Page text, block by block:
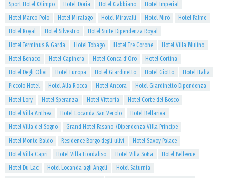
Sport Hotel Olimpo
Hotel Doria Hotel Gabbiano
Hotel Imperial
Hotel Marco Polo
Hotel Miralago Hotel Miravalli Hotel Mirò
Hotel Palme
Hotel Royal
Hotel Silvestro
Hotel Suite Dipendenza Royal
Hotel Terminus & Garda
Hotel Tobago Hotel Tre Corone
Hotel Villa Mulino
Hotel Benaco
Hotel Capinera Hotel Conca d'Oro
Hotel Cortina
Hotel Degli Olivi
Hotel Europa Hotel Giardinetto Hotel Giotto
Hotel Italia
Piccolo Hotel
Hotel Alla Rocca Hotel Ancora
Hotel Giardinetto Dipendenza
Hotel Lory
Hotel Speranza Hotel Vittoria
Hotel Corte del Bosco
Hotel Villa Anthea
Hotel Locanda San Verolo
Hotel Bellariva
Hotel Villa del Sogno
Grand Hotel Fasano /Dipendenza Villa Principe
Hotel Monte Baldo
Residence Borgo degli ulivi
Hotel Savoy Palace
Hotel Villa Capri
Hotel Villa Fiordaliso Hotel Villa Sofia
Hotel Bellevue
Hotel Du Lac
Hotel Locanda agli Angeli
Hotel Saturnia